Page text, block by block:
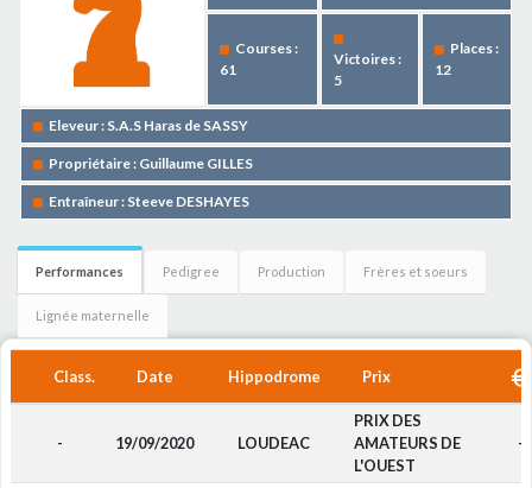
Courses :
61
Victoires :
5
Places :
12
Eleveur : S.A.S Haras de SASSY
Propriétaire : Guillaume GILLES
Entraîneur : Steeve DESHAYES
Performances Pedigree Production Frères et soeurs
Lignée maternelle
Class. Date Hippodrome Prix
- 19/09/2020 LOUDEAC
PRIX DES
AMATEURS DE
L'OUEST
-